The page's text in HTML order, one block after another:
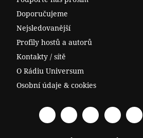
Doporučujeme
Nejsledovanější
Profily hostů a autorů
Kontakty / sítě
O Rádiu Universum
Osobní údaje & cookies
FacebookSpotify YouTubeTwitter